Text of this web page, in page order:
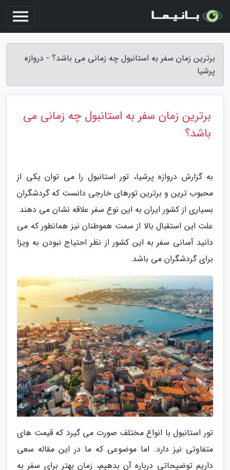
برترین زمان سفر به استانبول چه زمانی می باشد؟ - دروازه
پرشیا
برترین زمان سفر به استانبول چه زمانی می
باشد؟
به گزارش دروازه پرشیا، تور استانبول را می توان یکی از
محبوب ترین و برترین تورهای خارجی دانست که گردشگران
بسیاری از کشور ایران به این نوع سفر علاقه نشان می دهند.
علت این استقبال بالا از سمت هموطنان نیز همانطور که می
دانید آسانی سفر به این کشور از نظر احتیاج نبودن به ویزا
برای گردشگران می باشد.
تور استانبول با انواع مختلف صورت می گیرد که قیمت های
متفاوتی نیز دارد. اما موضوعی که ما در این مقاله سعی
داریم توضیحاتی درباره آن بدهیم، زمان بهتر برای سفر به